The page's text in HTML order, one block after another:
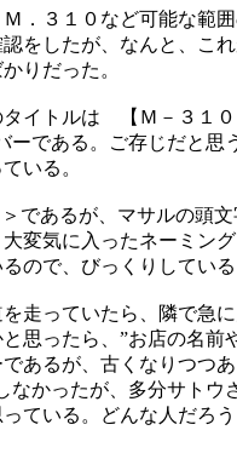
．３１０など可能な範
をしたが、なんと、こ
りだった。
タイトルは 【Ｍ－３１
ーである。ご存じだと思
いる。
であるが、マサルの頭
変気に入ったネーミン
ので、びっくりしてい
走っていたら、隣で急
思ったら、”お店の名前
あるが、古くなりつつ
なかったが、多分サトウ
ている。どんな人だろ